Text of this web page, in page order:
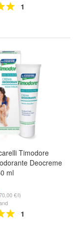
1
Timodore
Deocreme
ml
€/l)
1